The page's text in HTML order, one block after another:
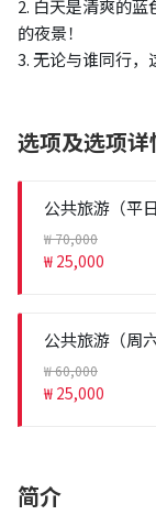
2. 白天是清爽的
的夜景！
3. 无论与谁同行，
选项及选项详
公共旅游（平
₩ 70,000
₩ 25,000
公共旅游（周六
₩ 60,000
₩ 25,000
简介